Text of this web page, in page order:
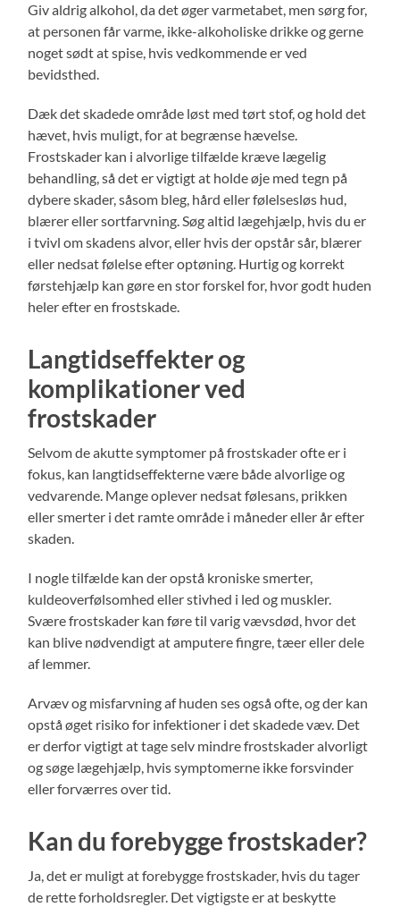
Giv aldrig alkohol, da det øger varmetabet, men sørg for,
at personen får varme, ikke-alkoholiske drikke og gerne
noget sødt at spise, hvis vedkommende er ved
bevidsthed.
Dæk det skadede område løst med tørt stof, og hold det
hævet, hvis muligt, for at begrænse hævelse.
Frostskader kan i alvorlige tilfælde kræve lægelig
behandling, så det er vigtigt at holde øje med tegn på
dybere skader, såsom bleg, hård eller følelsesløs hud,
blærer eller sortfarvning. Søg altid lægehjælp, hvis du er
i tvivl om skadens alvor, eller hvis der opstår sår, blærer
eller nedsat følelse efter optøning. Hurtig og korrekt
førstehjælp kan gøre en stor forskel for, hvor godt huden
heler efter en frostskade.
Langtidseffekter og
komplikationer ved
frostskader
Selvom de akutte symptomer på frostskader ofte er i
fokus, kan langtidseffekterne være både alvorlige og
vedvarende. Mange oplever nedsat følesans, prikken
eller smerter i det ramte område i måneder eller år efter
skaden.
I nogle tilfælde kan der opstå kroniske smerter,
kuldeoverfølsomhed eller stivhed i led og muskler.
Svære frostskader kan føre til varig vævsdød, hvor det
kan blive nødvendigt at amputere fingre, tæer eller dele
af lemmer.
Arvæv og misfarvning af huden ses også ofte, og der kan
opstå øget risiko for infektioner i det skadede væv. Det
er derfor vigtigt at tage selv mindre frostskader alvorligt
og søge lægehjælp, hvis symptomerne ikke forsvinder
eller forværres over tid.
Kan du forebygge frostskader?
Ja, det er muligt at forebygge frostskader, hvis du tager
de rette forholdsregler. Det vigtigste er at beskytte